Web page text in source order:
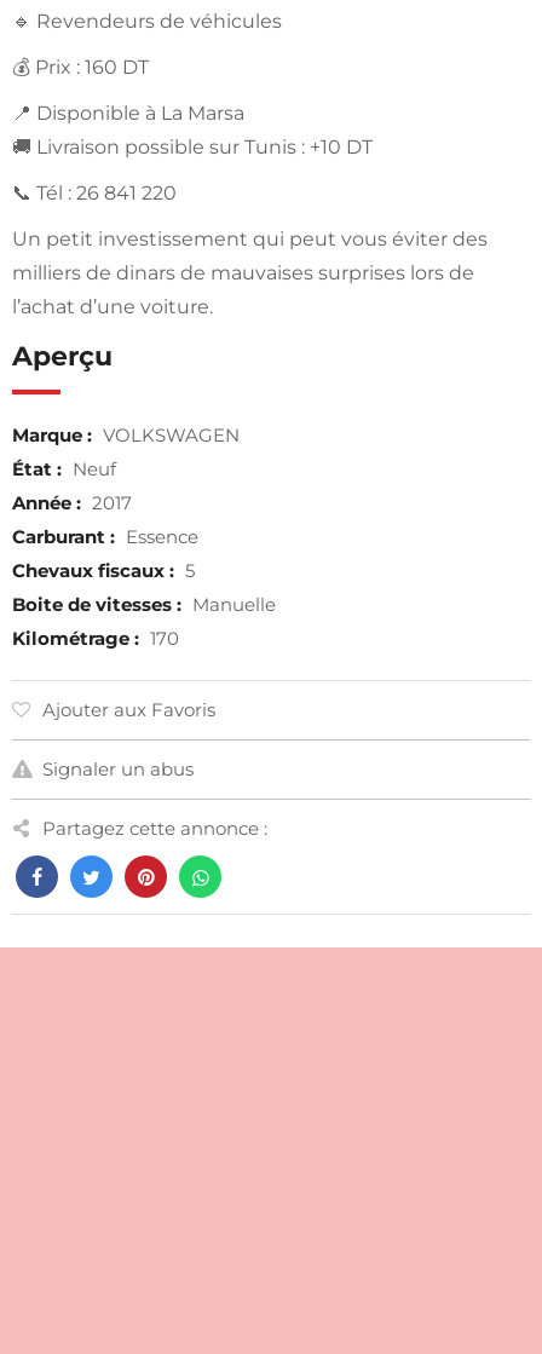
🔹 Revendeurs de véhicules
💰 Prix : 160 DT
📍 Disponible à La Marsa
🚚 Livraison possible sur Tunis : +10 DT
📞 Tél : 26 841 220
Un petit investissement qui peut vous éviter des
milliers de dinars de mauvaises surprises lors de
l’achat d’une voiture.
Aperçu
Marque : VOLKSWAGEN
État : Neuf
Année : 2017
Carburant : Essence
Chevaux fiscaux : 5
Boite de vitesses : Manuelle
Kilométrage : 170
Ajouter aux Favoris
Signaler un abus
Partagez cette annonce :